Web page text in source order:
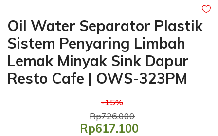
Oil Water Separator Plastik
Sistem Penyaring Limbah
Lemak Minyak Sink Dapur
Resto Cafe | OWS-323PM
-15%
Rp726.000
Rp617.100